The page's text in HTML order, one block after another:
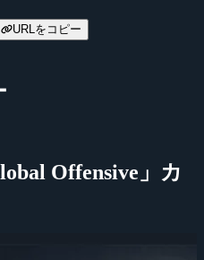
URLをコピー
Offensive」カ